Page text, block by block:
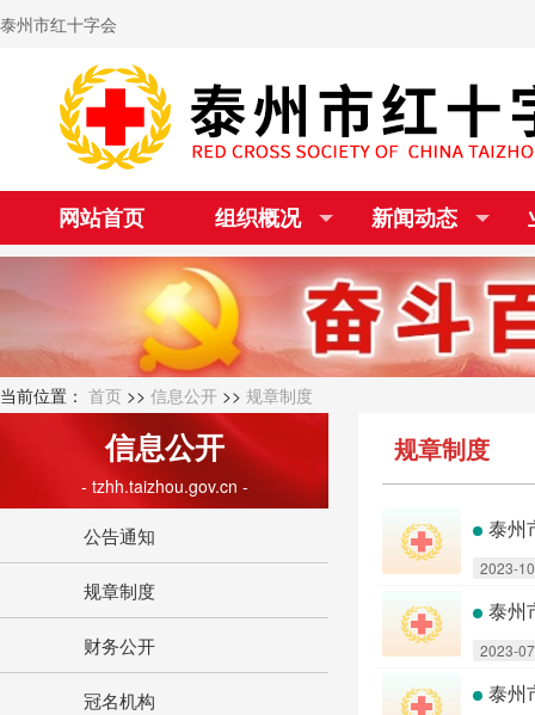
泰州市红十字会
网站首页 组织概况 新闻动态
当前位置： 首页 >> 信息公开 >> 规章制度
信息公开
- tzhh.taizhou.gov.cn -
公告通知
规章制度
财务公开
冠名机构
规章制度
泰州
2023-
泰州
2023-
泰州